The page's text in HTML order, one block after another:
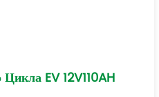
EV 12V110AH